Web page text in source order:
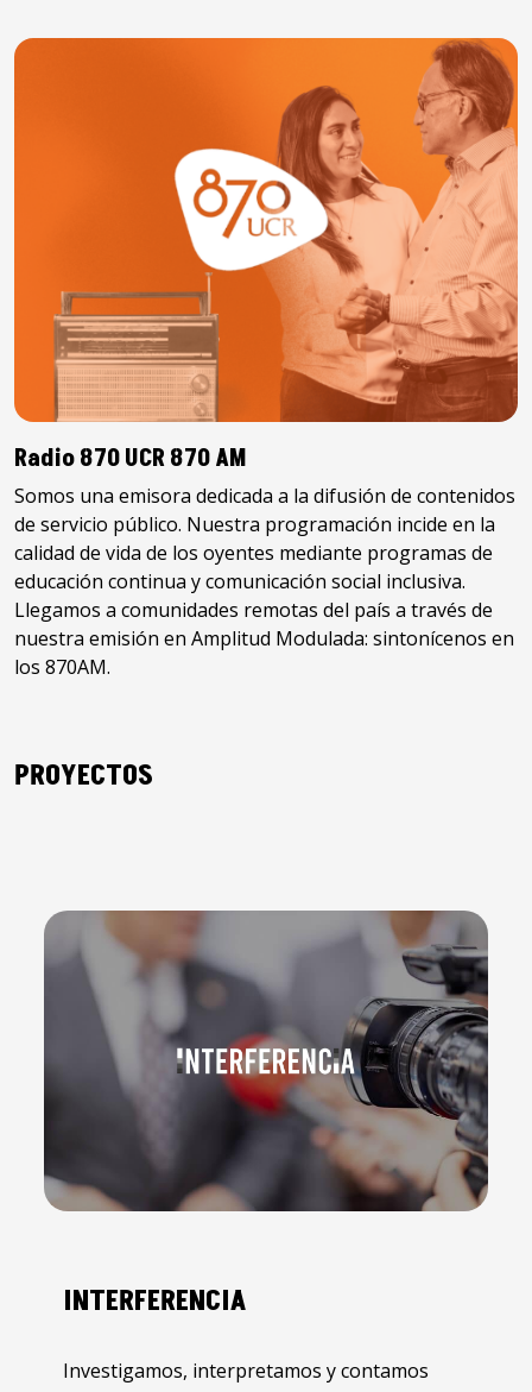
Radio 870 UCR 870 AM
Somos una emisora dedicada a la difusión de contenidos
de servicio público. Nuestra programación incide en la
calidad de vida de los oyentes mediante programas de
educación continua y comunicación social inclusiva.
Llegamos a comunidades remotas del país a través de
nuestra emisión en Amplitud Modulada: sintonícenos en
los 870AM.
PROYECTOS
INTERFERENCIA
Investigamos, interpretamos y contamos